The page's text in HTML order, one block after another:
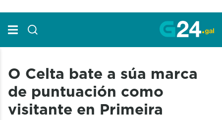
O Celta bate a súa marca
de puntuación como
visitante en Primeira